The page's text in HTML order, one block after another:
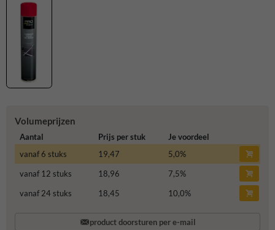
Volumeprijzen
Aantal Prijs per stuk
Je voordeel
vanaf 6 stuks
19,47 5,0%
vanaf 12 stuks
18,96 7,5%
vanaf 24 stuks
18,45 10,0%
product doorsturen per e-mail